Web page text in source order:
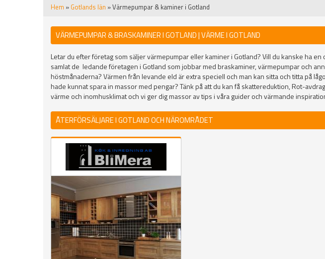
Hem » Gotlands län » Värmepumpar & kaminer i Gotland
VÄRMEPUMPAR & BRASKAMINER I GOTLAND | VÄRME I GOTLAND
Letar du efter företag som säljer värmepumpar eller kaminer i Gotland? Vill du kanske ha
samlat de ledande företagen i Gotland som jobbar med braskaminer, värmepumpar och
höstmånaderna? Värmen från levande eld är extra speciell och man kan sitta och titta på
hade kunnat spara in massor med pengar? Tänk på att du kan få skattereduktion, Rot-
värme och inomhusklimat och vi ger dig massor av tips i våra guider och värmande
ÅTERFÖRSÄLJARE I GOTLAND OCH NÄROMRÅDET